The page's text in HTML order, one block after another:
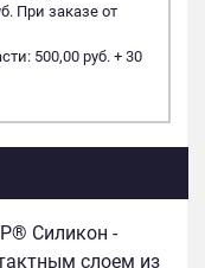
При заказе от
500,00 руб. + 30
Силикон -
слоем из